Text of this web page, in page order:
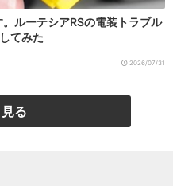
ルーテシアRSの電装トラブル
てみた
2026/07/31
る